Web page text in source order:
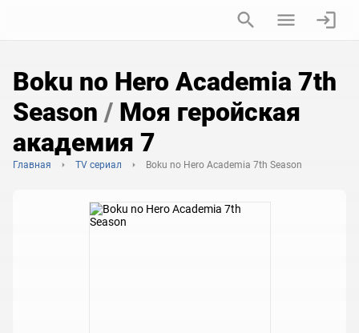
Boku no Hero Academia 7th
Season / Моя геройская
академия 7
Главная TV сериал Boku no Hero Academia 7th Season